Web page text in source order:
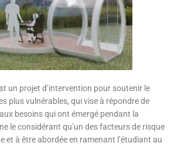
un projet d’intervention pour soutenir le
plus vulnérables, qui vise à répondre de
besoins qui ont émergé pendant la
le considérant qu’un des facteurs de risque
et à être abordée en ramenant l’étudiant au